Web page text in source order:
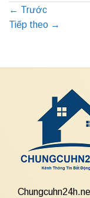
← Trước
Tiếp theo →